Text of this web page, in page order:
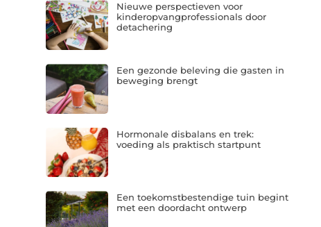
Nieuwe perspectieven voor
kinderopvangprofessionals door
detachering
Een gezonde beleving die gasten in
beweging brengt
Hormonale disbalans en trek:
voeding als praktisch startpunt
Een toekomstbestendige tuin begint
met een doordacht ontwerp